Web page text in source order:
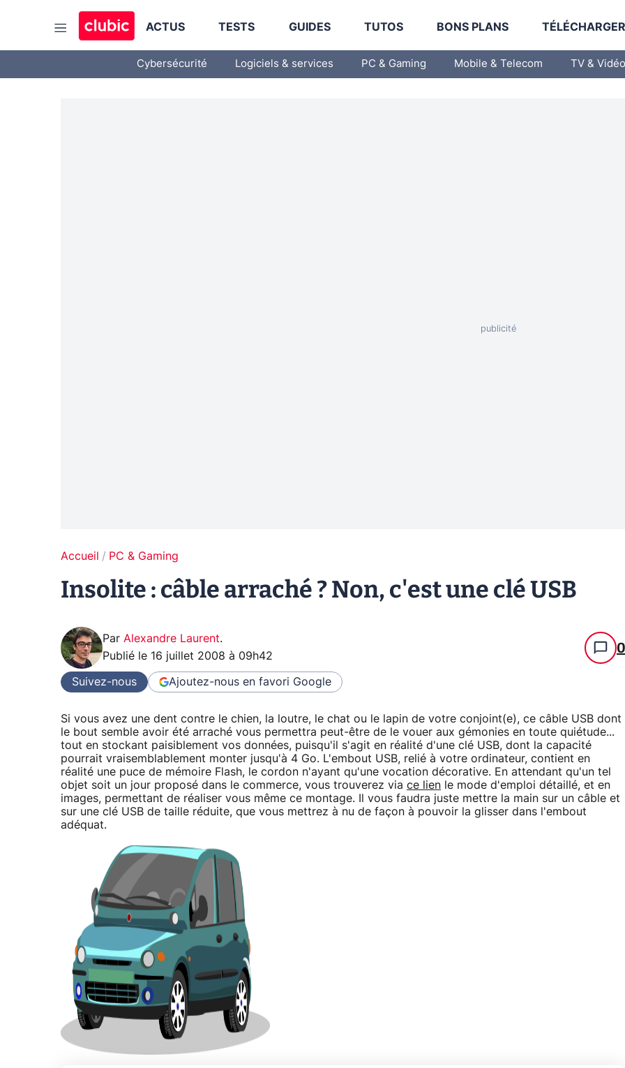
ACTUS TESTS GUIDES TUTOS BONS PLANS
Cybersécurité Logiciels & services PC & Gaming Mobile & Telecom TV & Vidéo
Accueil PC & Gaming
Insolite : câble arraché ? Non, c'est une clé USB
Par Alexandre Laurent.
Publié le 16 juillet 2008 à 09h42 0
Suivez-nous Ajoutez-nous en favori Google
Si vous avez une dent contre le chien, la loutre, le chat ou le lapin de votre conjoint(e), ce câble USB dont
le bout semble avoir été arraché vous permettra peut-être de le vouer aux gémonies en toute quiétude...
tout en stockant paisiblement vos données, puisqu'il s'agit en réalité d'une clé USB, dont la capacité
pourrait vraisemblablement monter jusqu'à 4 Go. L'embout USB, relié à votre ordinateur, contient en
réalité une puce de mémoire Flash, le cordon n'ayant qu'une vocation décorative. En attendant qu'un tel
objet soit un jour proposé dans le commerce, vous trouverez via ce lien le mode d'emploi détaillé, et en
images, permettant de réaliser vous même ce montage. Il vous faudra juste mettre la main sur un câble et
sur une clé USB de taille réduite, que vous mettrez à nu de façon à pouvoir la glisser dans l'embout
adéquat.